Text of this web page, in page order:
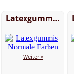
Latexgumm…
Weiter »